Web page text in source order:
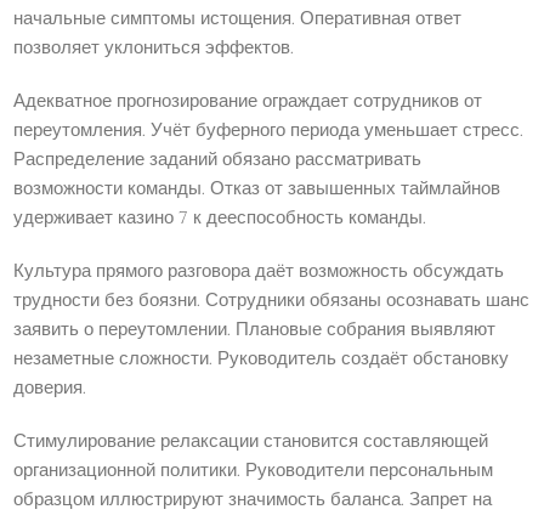
начальные симптомы истощения. Оперативная ответ
позволяет уклониться эффектов.
Адекватное прогнозирование ограждает сотрудников от
переутомления. Учёт буферного периода уменьшает стресс.
Распределение заданий обязано рассматривать
возможности команды. Отказ от завышенных таймлайнов
удерживает казино 7 к дееспособность команды.
Культура прямого разговора даёт возможность обсуждать
трудности без боязни. Сотрудники обязаны осознавать шанс
заявить о переутомлении. Плановые собрания выявляют
незаметные сложности. Руководитель создаёт обстановку
доверия.
Стимулирование релаксации становится составляющей
организационной политики. Руководители персональным
образцом иллюстрируют значимость баланса. Запрет на